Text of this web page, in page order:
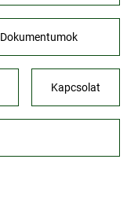
Dokumentumok
Kapcsolat